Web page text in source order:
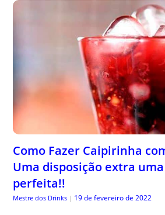
Como Fazer Caipirinha
Uma disposição extra
perfeita!!
Mestre dos Drinks | 19 de fevereiro de 2022